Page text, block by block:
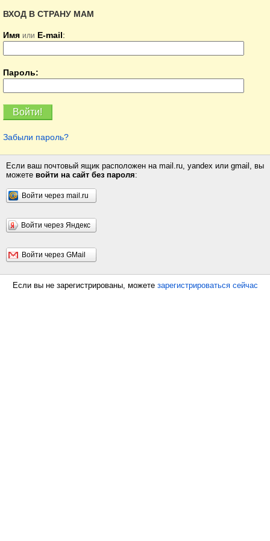
ВХОД В СТРАНУ МАМ
Имя или E-mail:
Пароль:
Забыли пароль?
Если ваш почтовый ящик расположен на mail.ru, yandex или gmail, вы
можете войти на сайт без пароля:
Войти через mail.ru
Войти через Яндекс
Войти через GMail
Если вы не зарегистрированы, можете зарегистрироваться сейчас